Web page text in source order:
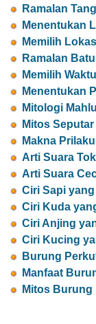
Ramalan
Menentukan
Memilih
Ramalan
Memilih
Menentukan
Mitologi
Mitos Seputar
Makna
Arti Suara
Arti Suara
Ciri Sapi
Ciri Kuda
Ciri Anjing
Ciri Kucing
Burung
Manfaat
Mitos Burung